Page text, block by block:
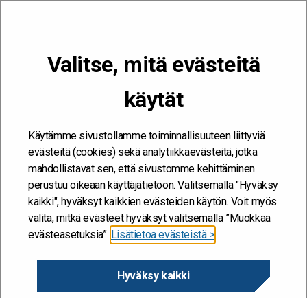
Valitse, mitä evästeitä
käytät
Käytämme sivustollamme toiminnallisuuteen liittyviä
evästeitä (cookies) sekä analytiikkaevästeitä, jotka
mahdollistavat sen, että sivustomme kehittäminen
perustuu oikeaan käyttäjätietoon. Valitsemalla "Hyväksy
kaikki", hyväksyt kaikkien evästeiden käytön. Voit myös
valita, mitkä evästeet hyväksyt valitsemalla ”Muokkaa
evästeasetuksia”. Lisätietoa evästeistä >
Hyväksy kaikki
Kehitän ja kehityn #töissäSuomelle
ympäristövastuu
ympäristövastuu